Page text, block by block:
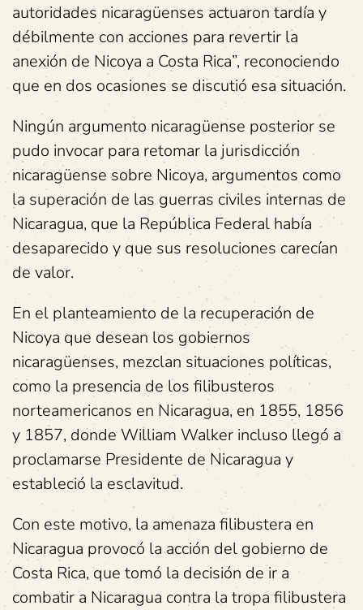
autoridades nicaragüenses actuaron tardía y
débilmente con acciones para revertir la
anexión de Nicoya a Costa Rica”, reconociendo
que en dos ocasiones se discutió esa situación.
Ningún argumento nicaragüense posterior se
pudo invocar para retomar la jurisdicción
nicaragüense sobre Nicoya, argumentos como
la superación de las guerras civiles internas de
Nicaragua, que la República Federal había
desaparecido y que sus resoluciones carecían
de valor.
En el planteamiento de la recuperación de
Nicoya que desean los gobiernos
nicaragüenses, mezclan situaciones políticas,
como la presencia de los filibusteros
norteamericanos en Nicaragua, en 1855, 1856
y 1857, donde William Walker incluso llegó a
proclamarse Presidente de Nicaragua y
estableció la esclavitud.
Con este motivo, la amenaza filibustera en
Nicaragua provocó la acción del gobierno de
Costa Rica, que tomó la decisión de ir a
combatir a Nicaragua contra la tropa filibustera